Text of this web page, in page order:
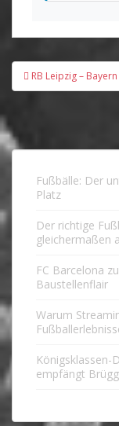
RB Leipzig –
Fußbälle: Der
Platz
Der richtige
gleichermaßen
FC Barcelona
Baustellenflair
Warum
Königsklassen-
empfängt